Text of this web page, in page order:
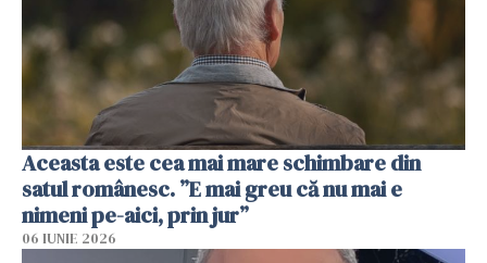
Aceasta este cea mai mare schimbare din
satul românesc. ”E mai greu că nu mai e
nimeni pe-aici, prin jur”
06 IUNIE 2026